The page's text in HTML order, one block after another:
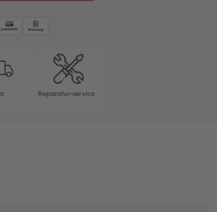
PayPalBlueLastschrift
VersandReparatur-service
Reparatur-service